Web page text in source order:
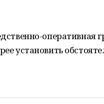
оперативная
установить